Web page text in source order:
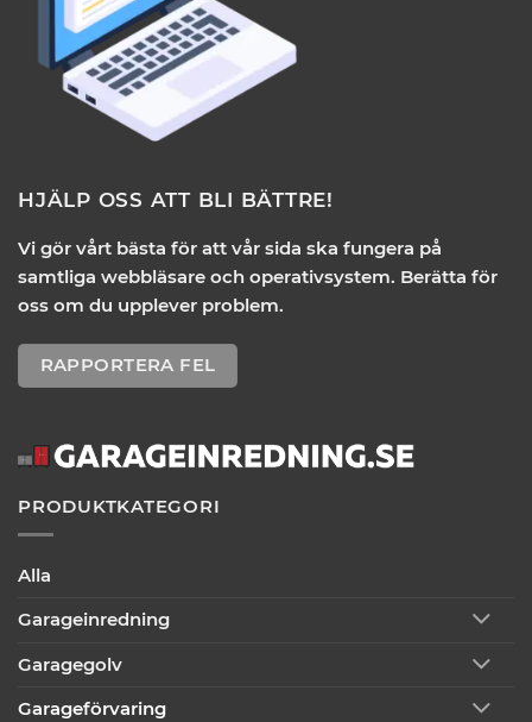
HJÄLP OSS ATT BLI BÄTTRE!
Vi gör vårt bästa för att vår sida ska fungera på
samtliga webbläsare och operativsystem. Berätta för
oss om du upplever problem.
RAPPORTERA FEL
PRODUKTKATEGORI
Alla
Garageinredning
Garagegolv
Garageförvaring